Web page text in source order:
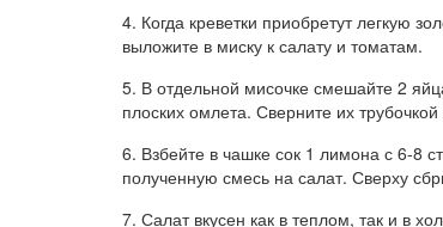
4. Когда креветки приобретут легкую
выложите в миску к салату и томатам.
5. В отдельной мисочке смешайте 2
плоских омлета. Сверните их
6. Взбейте в чашке сок 1 лимона с 6-8
полученную смесь на салат. Сверху
7. Салат вкусен как в теплом, так и в